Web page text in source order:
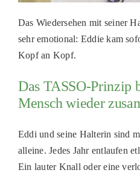
Das Wiedersehen mit seiner
sehr emotional: Eddie kam
Kopf an Kopf.
Das TASSO-Prinzip
Mensch wieder
Eddi und seine Halterin sind
alleine. Jedes Jahr entlaufen
Ein lauter Knall oder eine